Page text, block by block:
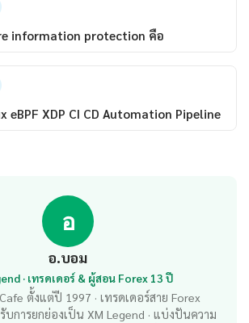
information protection คือ
eBPF XDP CI CD Automation Pipeline
อ
อ.บอม
· เทรดเดอร์ & ผู้สอน Forex 13 ปี
ตั้งแต่ปี 1997 · เทรดเดอร์สาย Forex
บการยกย่องเป็น XM Legend · แบ่งปันความ